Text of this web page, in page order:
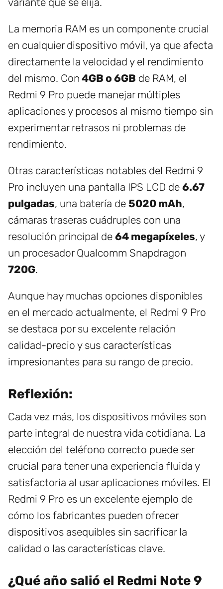
La memoria RAM es un componente crucial
en cualquier dispositivo móvil, ya que afecta
directamente la velocidad y el rendimiento
del mismo. Con 4GB o 6GB de RAM, el
Redmi 9 Pro puede manejar múltiples
aplicaciones y procesos al mismo tiempo sin
experimentar retrasos ni problemas de
rendimiento.
Otras características notables del Redmi 9
Pro incluyen una pantalla IPS LCD de 6.67
pulgadas, una batería de 5020 mAh,
cámaras traseras cuádruples con una
resolución principal de 64 megapíxeles, y
un procesador Qualcomm Snapdragon
720G.
Aunque hay muchas opciones disponibles
en el mercado actualmente, el Redmi 9 Pro
se destaca por su excelente relación
calidad-precio y sus características
impresionantes para su rango de precio.
Reflexión:
Cada vez más, los dispositivos móviles son
parte integral de nuestra vida cotidiana. La
elección del teléfono correcto puede ser
crucial para tener una experiencia fluida y
satisfactoria al usar aplicaciones móviles. El
Redmi 9 Pro es un excelente ejemplo de
cómo los fabricantes pueden ofrecer
dispositivos asequibles sin sacrificar la
calidad o las características clave.
¿Qué año salió el Redmi Note 9